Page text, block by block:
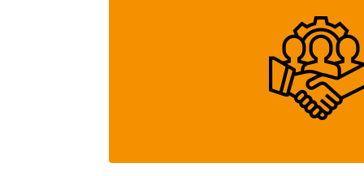
Hier findest Du alle